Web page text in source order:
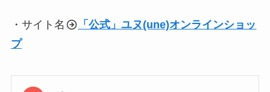
・サイト名
「公式」ユヌ(une)オンラインショッ
プ